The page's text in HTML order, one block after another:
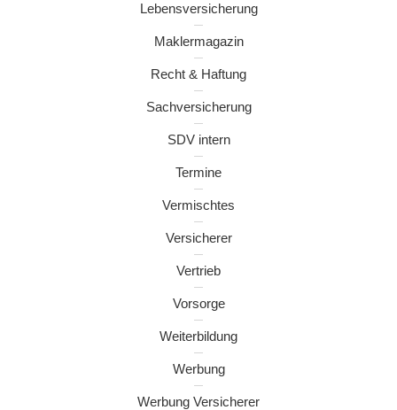
Lebensversicherung
Maklermagazin
Recht & Haftung
Sachversicherung
SDV intern
Termine
Vermischtes
Versicherer
Vertrieb
Vorsorge
Weiterbildung
Werbung
Werbung Versicherer